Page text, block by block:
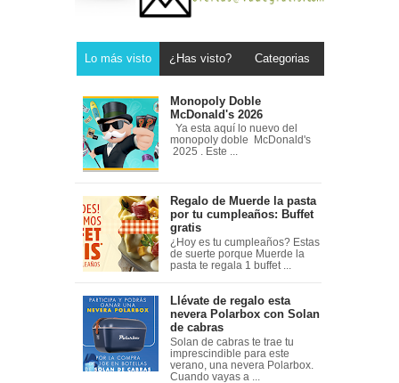
Lo más visto ¿Has visto? Categorias
Monopoly Doble
McDonald's 2026
Ya esta aquí lo nuevo del
monopoly doble McDonald's
2025 . Este ...
Regalo de Muerde la pasta
por tu cumpleaños: Buffet
gratis
¿Hoy es tu cumpleaños? Estas
de suerte porque Muerde la
pasta te regala 1 buffet ...
Llévate de regalo esta
nevera Polarbox con Solan
de cabras
Solan de cabras te trae tu
imprescindible para este
verano, una nevera Polarbox.
Cuando vayas a ...